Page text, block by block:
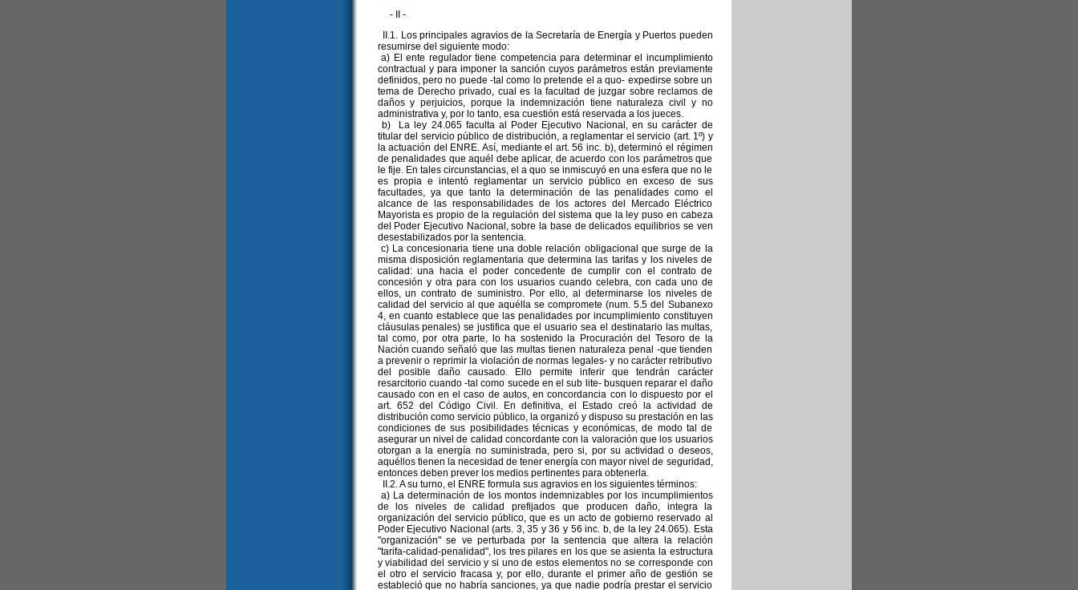
- II -
II.1. Los principales agravios de la Secretaría de Energía y Puertos pueden
resumirse del siguiente modo:
a) El ente regulador tiene competencia para determinar el incumplimiento
contractual y para imponer la sanción cuyos parámetros están previamente
definidos, pero no puede -tal como lo pretende el a quo- expedirse sobre un
tema de Derecho privado, cual es la facultad de juzgar sobre reclamos de
daños y perjuicios, porque la indemnización tiene naturaleza civil y no
administrativa y, por lo tanto, esa cuestión está reservada a los jueces.
b) La ley 24.065 faculta al Poder Ejecutivo Nacional, en su carácter de
titular del servicio público de distribución, a reglamentar el servicio (art. 1º) y
la actuación del ENRE. Así, mediante el art. 56 inc. b), determinó el régimen
de penalidades que aquél debe aplicar, de acuerdo con los parámetros que
le fije. En tales circunstancias, el a quo se inmiscuyó en una esfera que no le
es propia e intentó reglamentar un servicio público en exceso de sus
facultades, ya que tanto la determinación de las penalidades como el
alcance de las responsabilidades de los actores del Mercado Eléctrico
Mayorista es propio de la regulación del sistema que la ley puso en cabeza
del Poder Ejecutivo Nacional, sobre la base de delicados equilibrios se ven
desestabilizados por la sentencia.
c) La concesionaria tiene una doble relación obligacional que surge de la
misma disposición reglamentaria que determina las tarifas y los niveles de
calidad: una hacia el poder concedente de cumplir con el contrato de
concesión y otra para con los usuarios cuando celebra, con cada uno de
ellos, un contrato de suministro. Por ello, al determinarse los niveles de
calidad del servicio al que aquélla se compromete (num. 5.5 del Subanexo
4, en cuanto establece que las penalidades por incumplimiento constituyen
cláusulas penales) se justifica que el usuario sea el destinatario las multas,
tal como, por otra parte, lo ha sostenido la Procuración del Tesoro de la
Nación cuando señaló que las multas tienen naturaleza penal -que tienden
a prevenir o reprimir la violación de normas legales- y no carácter retributivo
del posible daño causado. Ello permite inferir que tendrán carácter
resarcitorio cuando -tal como sucede en el sub lite- busquen reparar el daño
causado con en el caso de autos, en concordancia con lo dispuesto por el
art. 652 del Código Civil. En definitiva, el Estado creó la actividad de
distribución como servicio público, la organizó y dispuso su prestación en las
condiciones de sus posibilidades técnicas y económicas, de modo tal de
asegurar un nivel de calidad concordante con la valoración que los usuarios
otorgan a la energía no suministrada, pero si, por su actividad o deseos,
aquéllos tienen la necesidad de tener energía con mayor nivel de seguridad,
entonces deben prever los medios pertinentes para obtenerla.
II.2. A su turno, el ENRE formula sus agravios en los siguientes términos:
a) La determinación de los montos indemnizables por los incumplimientos
de los niveles de calidad prefijados que producen daño, integra la
organización del servicio público, que es un acto de gobierno reservado al
Poder Ejecutivo Nacional (arts. 3, 35 y 36 y 56 inc. b, de la ley 24.065). Esta
"organización" se ve perturbada por la sentencia que altera la relación
"tarifa-calidad-penalidad", los tres pilares en los que se asienta la estructura
y viabilidad del servicio y si uno de estos elementos no se corresponde con
el otro el servicio fracasa y, por ello, durante el primer año de gestión se
estableció que no habría sanciones, ya que nadie podría prestar el servicio